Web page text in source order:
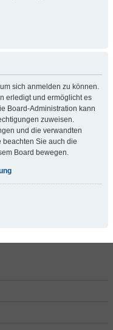
sich anmelden zu können.
erledigt und ermöglicht es
Board-Administration kann
zuweisen.
und die verwandten
beachten Sie auch die
Board bewegen.